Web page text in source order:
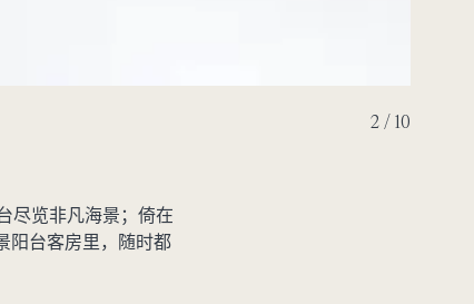
2 / 10
尽览非凡海景；倚在
阳台客房里，随时都